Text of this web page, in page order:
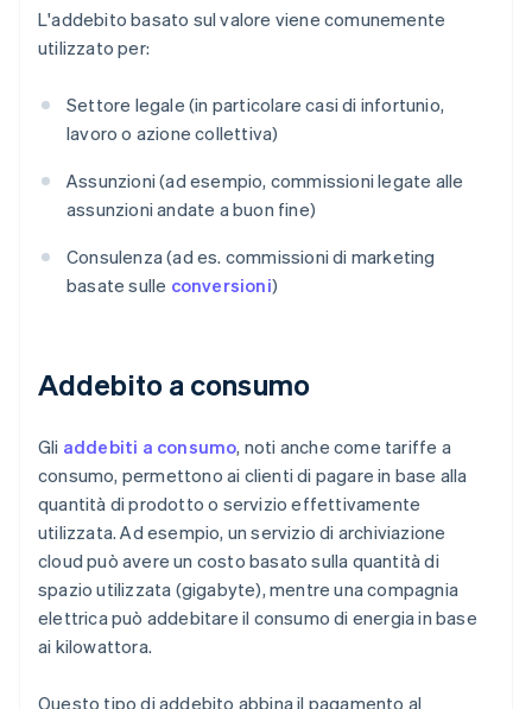
L'addebito basato sul valore viene comunemente
utilizzato per:
Settore legale (in particolare casi di infortunio,
lavoro o azione collettiva)
Assunzioni (ad esempio, commissioni legate alle
assunzioni andate a buon fine)
Consulenza (ad es. commissioni di marketing
basate sulle conversioni)
Addebito a consumo
Gli addebiti a consumo, noti anche come tariffe a
consumo, permettono ai clienti di pagare in base alla
quantità di prodotto o servizio effettivamente
utilizzata. Ad esempio, un servizio di archiviazione
cloud può avere un costo basato sulla quantità di
spazio utilizzata (gigabyte), mentre una compagnia
elettrica può addebitare il consumo di energia in base
ai kilowattora.
Questo tipo di addebito abbina il pagamento al